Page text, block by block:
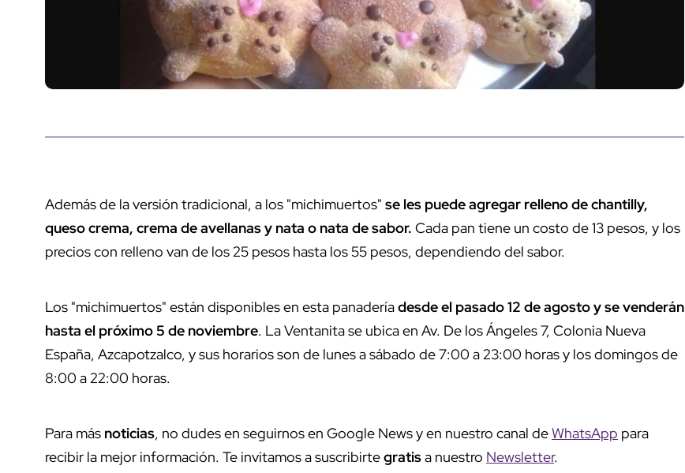
Además de la versión tradicional, a los "michimuertos" se les puede agregar relleno de chantilly,
queso crema, crema de avellanas y nata o nata de sabor. Cada pan tiene un costo de 13 pesos, y los
precios con relleno van de los 25 pesos hasta los 55 pesos, dependiendo del sabor.
Los "michimuertos" están disponibles en esta panaderíadesde el pasado 12 de agosto y se venderán
hasta el próximo 5 de noviembre. La Ventanita se ubica en Av. De los Ángeles 7, Colonia Nueva
España, Azcapotzalco, y sus horarios son de lunes a sábado de 7:00 a 23:00 horas y los domingos de
8:00 a 22:00 horas.
Para más noticias, no dudes en seguirnos en Google News y en nuestro canal deWhatsApp para
recibir la mejor información. Te invitamos a suscribirtegratisa nuestro Newsletter.